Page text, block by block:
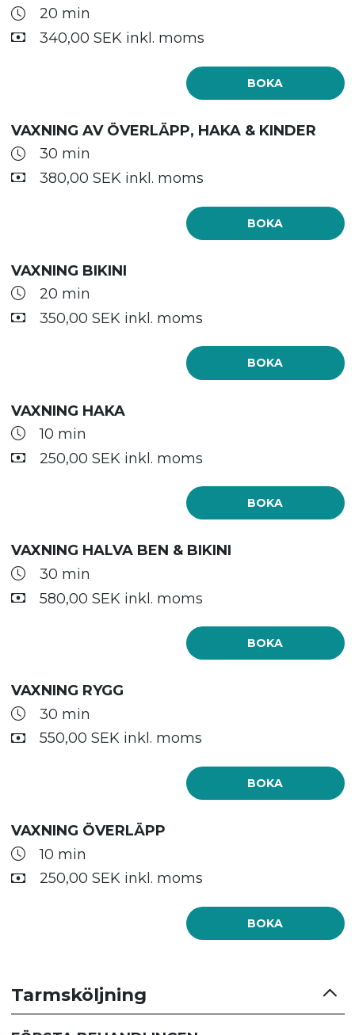
20 min
340,00 SEK inkl. moms
BOKA
VAXNING AV ÖVERLÄPP, HAKA & KINDER
30 min
380,00 SEK inkl. moms
BOKA
VAXNING BIKINI
20 min
350,00 SEK inkl. moms
BOKA
VAXNING HAKA
10 min
250,00 SEK inkl. moms
BOKA
VAXNING HALVA BEN & BIKINI
30 min
580,00 SEK inkl. moms
BOKA
VAXNING RYGG
30 min
550,00 SEK inkl. moms
BOKA
VAXNING ÖVERLÄPP
10 min
250,00 SEK inkl. moms
BOKA
Tarmsköljning